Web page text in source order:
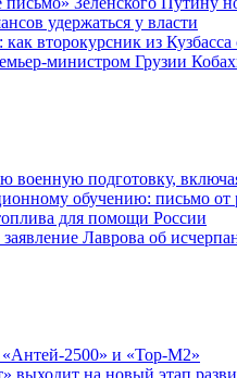
удержаться у власти
второкурсник из
министром Грузии
военную подготовку,
обучению: письмо
для помощи России
Лаврова об
2500» и «Тор-М2»
выходит на новый этап